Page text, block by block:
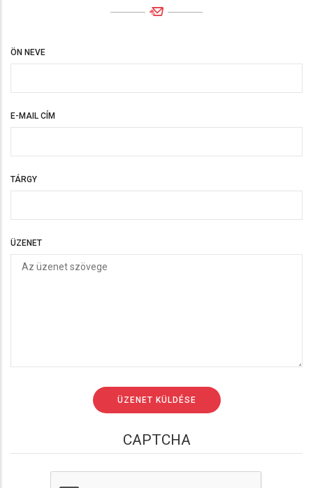
ÖN NEVE
E-MAIL CÍM
TÁRGY
ÜZENET
CAPTCHA